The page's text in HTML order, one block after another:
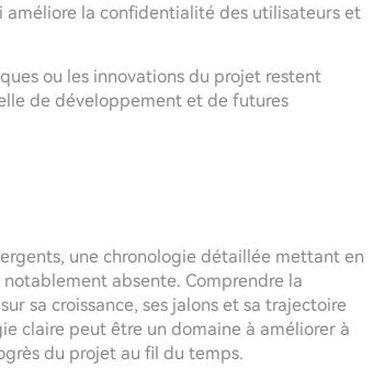
la confidentialité des utilisateurs et
ou les innovations du projet restent
de développement et de futures
une chronologie détaillée mettant en
absente. Comprendre la
sa croissance, ses jalons et sa trajectoire
claire peut être un domaine à améliorer à
du projet au fil du temps.